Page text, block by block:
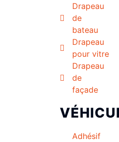
Drapeau
de
bateau
Drapeau
pour vitre
Drapeau
de
façade
Adhésif